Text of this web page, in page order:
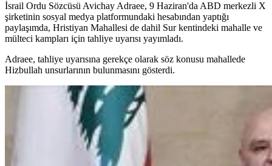
İsrail Ordu Sözcüsü Avichay Adraee, 9 Haziran'da ABD merkezli X
şirketinin sosyal medya platformundaki hesabından yaptığı
paylaşımda, Hristiyan Mahallesi de dahil Sur kentindeki mahalle ve
mülteci kampları için tahliye uyarısı yayımladı.
Adraee, tahliye uyarısına gerekçe olarak söz konusu mahallede
Hizbullah unsurlarının bulunmasını gösterdi.